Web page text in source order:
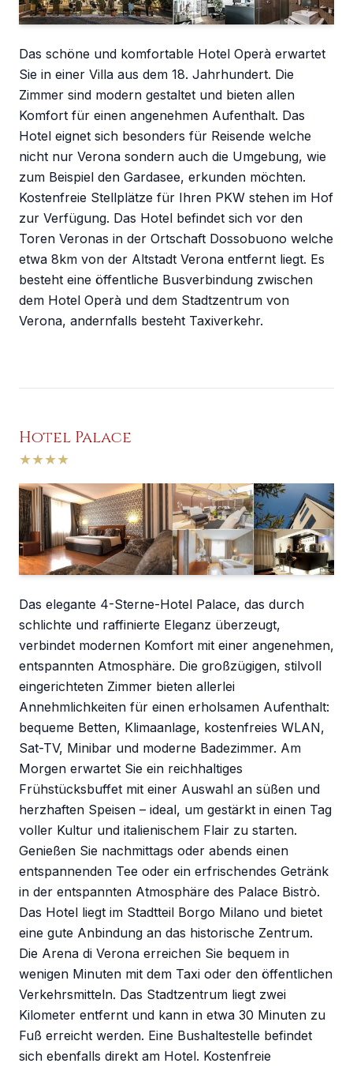
Das schöne und komfortable Hotel Operà erwartet
Sie in einer Villa aus dem 18. Jahrhundert. Die
Zimmer sind modern gestaltet und bieten allen
Komfort für einen angenehmen Aufenthalt. Das
Hotel eignet sich besonders für Reisende welche
nicht nur Verona sondern auch die Umgebung, wie
zum Beispiel den Gardasee, erkunden möchten.
Kostenfreie Stellplätze für Ihren PKW stehen im Hof
zur Verfügung. Das Hotel befindet sich vor den
Toren Veronas in der Ortschaft Dossobuono welche
etwa 8km von der Altstadt Verona entfernt liegt. Es
besteht eine öffentliche Busverbindung zwischen
dem Hotel Operà und dem Stadtzentrum von
Verona, andernfalls besteht Taxiverkehr.
Hotel Palace
★★★★
Das elegante 4-Sterne-Hotel Palace, das durch
schlichte und raffinierte Eleganz überzeugt,
verbindet modernen Komfort mit einer angenehmen,
entspannten Atmosphäre. Die großzügigen, stilvoll
eingerichteten Zimmer bieten allerlei
Annehmlichkeiten für einen erholsamen Aufenthalt:
bequeme Betten, Klimaanlage, kostenfreies WLAN,
Sat-TV, Minibar und moderne Badezimmer. Am
Morgen erwartet Sie ein reichhaltiges
Frühstücksbuffet mit einer Auswahl an süßen und
herzhaften Speisen – ideal, um gestärkt in einen Tag
voller Kultur und italienischem Flair zu starten.
Genießen Sie nachmittags oder abends einen
entspannenden Tee oder ein erfrischendes Getränk
in der entspannten Atmosphäre des Palace Bistrò.
Das Hotel liegt im Stadtteil Borgo Milano und bietet
eine gute Anbindung an das historische Zentrum.
Die Arena di Verona erreichen Sie bequem in
wenigen Minuten mit dem Taxi oder den öffentlichen
Verkehrsmitteln. Das Stadtzentrum liegt zwei
Kilometer entfernt und kann in etwa 30 Minuten zu
Fuß erreicht werden. Eine Bushaltestelle befindet
sich ebenfalls direkt am Hotel. Kostenfreie